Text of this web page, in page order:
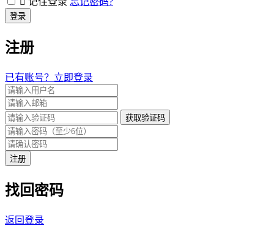
登录
注册
已有账号？立即登录
获取验证码
注册
找回密码
返回登录